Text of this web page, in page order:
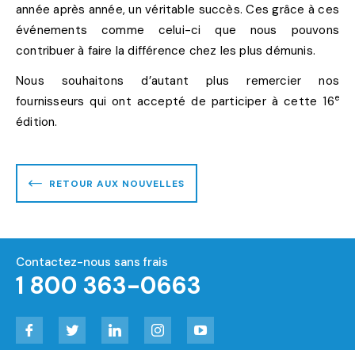
année après année, un véritable succès. Ces grâce à ces
événements comme celui-ci que nous pouvons
contribuer à faire la différence chez les plus démunis.
Nous souhaitons d’autant plus remercier nos
fournisseurs qui ont accepté de participer à cette 16e
édition.
RETOUR AUX NOUVELLES
Contactez-nous sans frais
1 800 363-0663
Facebook Twitter LinkedIn Instagram